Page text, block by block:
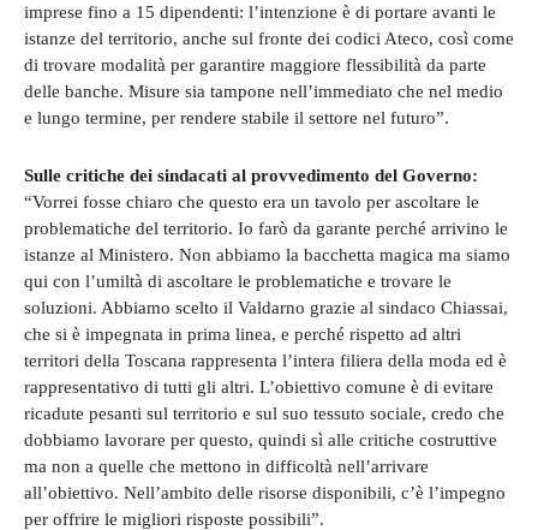
imprese fino a 15 dipendenti: l’intenzione è di portare avanti le
istanze del territorio, anche sul fronte dei codici Ateco, così come
di trovare modalità per garantire maggiore flessibilità da parte
delle banche. Misure sia tampone nell’immediato che nel medio
e lungo termine, per rendere stabile il settore nel futuro”.
Sulle critiche dei sindacati al provvedimento del Governo:
“Vorrei fosse chiaro che questo era un tavolo per ascoltare le
problematiche del territorio. Io farò da garante perché arrivino le
istanze al Ministero. Non abbiamo la bacchetta magica ma siamo
qui con l’umiltà di ascoltare le problematiche e trovare le
soluzioni. Abbiamo scelto il Valdarno grazie al sindaco Chiassai,
che si è impegnata in prima linea, e perché rispetto ad altri
territori della Toscana rappresenta l’intera filiera della moda ed è
rappresentativo di tutti gli altri. L’obiettivo comune è di evitare
ricadute pesanti sul territorio e sul suo tessuto sociale, credo che
dobbiamo lavorare per questo, quindi sì alle critiche costruttive
ma non a quelle che mettono in difficoltà nell’arrivare
all’obiettivo. Nell’ambito delle risorse disponibili, c’è l’impegno
per offrire le migliori risposte possibili”.